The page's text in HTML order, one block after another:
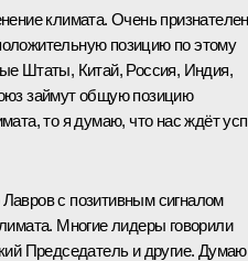
климата. Очень признателен
позицию по этому
Штаты, Китай, Россия, Индия,
займут общую позицию
то я думаю, что нас ждёт
Лавровс позитивным сигналом
Многие лидеры говорили
Председатель и другие.